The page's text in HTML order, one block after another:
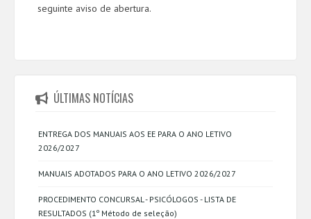
seguinte aviso de abertura.
ÚLTIMAS NOTÍCIAS
ENTREGA DOS MANUAIS AOS EE PARA O ANO LETIVO
2026/2027
MANUAIS ADOTADOS PARA O ANO LETIVO 2026/2027
PROCEDIMENTO CONCURSAL - PSICÓLOGOS - LISTA DE
RESULTADOS (1º Método de seleção)